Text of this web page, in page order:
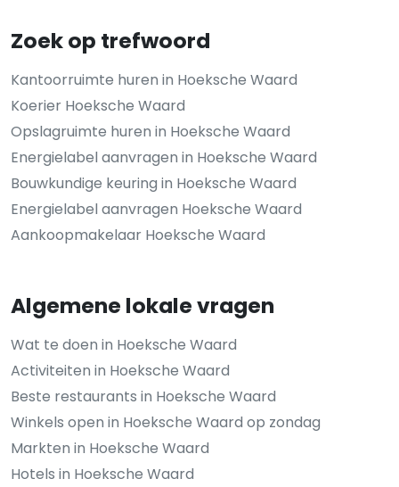
Zoek op trefwoord
Kantoorruimte huren in Hoeksche Waard
Koerier Hoeksche Waard
Opslagruimte huren in Hoeksche Waard
Energielabel aanvragen in Hoeksche Waard
Bouwkundige keuring in Hoeksche Waard
Energielabel aanvragen Hoeksche Waard
Aankoopmakelaar Hoeksche Waard
Algemene lokale vragen
Wat te doen in Hoeksche Waard
Activiteiten in Hoeksche Waard
Beste restaurants in Hoeksche Waard
Winkels open in Hoeksche Waard op zondag
Markten in Hoeksche Waard
Hotels in Hoeksche Waard